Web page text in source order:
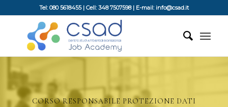
Tel: 080 5618455 | Cell: 348 7507598 | E-mail: info@csad.it
CORSO RESPONSABILE PROTEZIONE DATI